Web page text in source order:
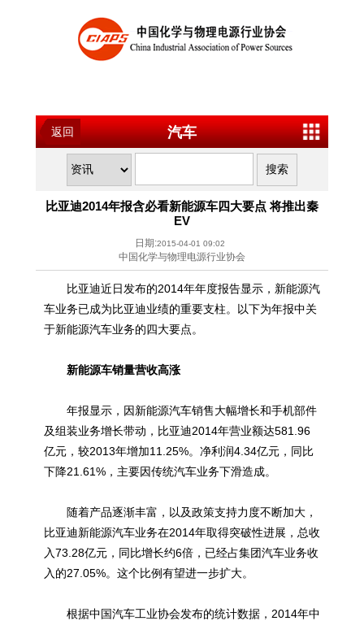
返回 汽车
比亚迪2014年报含必看新能源车四大要点 将推出秦
EV
日期:2015-04-01 09:02
中国化学与物理电源行业协会
比亚迪近日发布的2014年年度报告显示，新能源汽
车业务已成为比亚迪业绩的重要支柱。以下为年报中关
于新能源汽车业务的四大要点。
新能源车销量营收高涨
年报显示，因新能源汽车销售大幅增长和手机部件
及组装业务增长带动，比亚迪2014年营业额达581.96
亿元，较2013年增加11.25%。净利润4.34亿元，同比
下降21.61%，主要因传统汽车业务下滑造成。
随着产品逐渐丰富，以及政策支持力度不断加大，
比亚迪新能源汽车业务在2014年取得突破性进展，总收
入73.28亿元，同比增长约6倍，已经占集团汽车业务收
入的27.05%。这个比例有望进一步扩大。
根据中国汽车工业协会发布的统计数据，2014年中